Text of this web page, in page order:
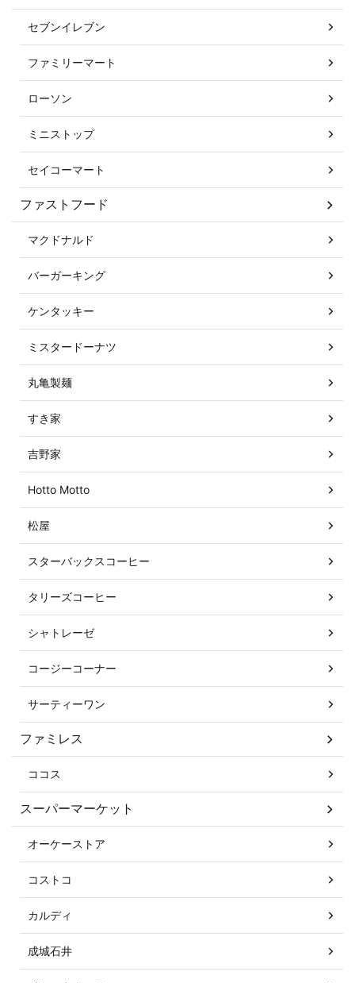
セブンイレブン
ファミリーマート
ローソン
ミニストップ
セイコーマート
ファストフード
マクドナルド
バーガーキング
ケンタッキー
ミスタードーナツ
丸亀製麺
すき家
吉野家
Hotto Motto
松屋
スターバックスコーヒー
タリーズコーヒー
シャトレーゼ
コージーコーナー
サーティーワン
ファミレス
ココス
スーパーマーケット
オーケーストア
コストコ
カルディ
成城石井